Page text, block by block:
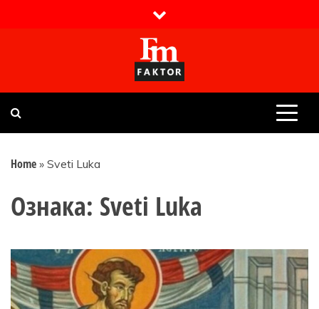
Faktor magazin
Uvijek presudan
Home » Sveti Luka
Ознака: Sveti Luka